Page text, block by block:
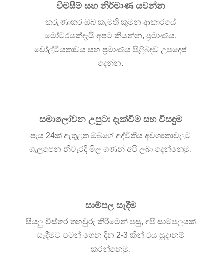
විමසීම් සහ නිර්මාණ යවන්න
කරුණාකර ඔබ කැමති කුමන ආකාරයේ
මෝටරයක්දැයි අපට කියන්න, ප්‍රමාණය,
වෝල්ටීයතාවය සහ ප්‍රමාණය පිළිබඳව උපදෙස්
දෙන්න.
සමාලෝචන උපුටා දැක්වීම සහ විසඳුම
පැය 24ක් ඇතුළත ඔබගේ අද්විතීය අවශ්‍යතාවලට
ගැලපෙන නිවැරදි මිල ගණන් අපි ලබා දෙන්නෙමු.
සාම්පල සෑදීම
සියලු විස්තර තහවුරු කිරීමෙන් පසු, අපි සාම්පලයක්
සෑදීමට පටන් ගෙන දින 2-3 කින් එය සූදානම්
කරන්නෙමු.